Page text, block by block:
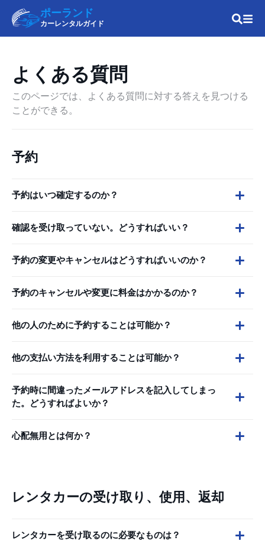
ポーランド
カーレンタルガイド
よくある質問
このページでは、よくある質問に対する答えを見つける
ことができる。
予約
予約はいつ確定するのか？
確認を受け取っていない。どうすればいい？
予約の変更やキャンセルはどうすればいいのか？
予約のキャンセルや変更に料金はかかるのか？
他の人のために予約することは可能か？
他の支払い方法を利用することは可能か？
予約時に間違ったメールアドレスを記入してしまっ
た。どうすればよいか？
心配無用とは何か？
レンタカーの受け取り、使用、返却
レンタカーを受け取るのに必要なものは？